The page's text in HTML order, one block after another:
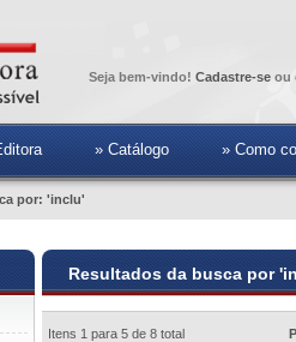
Seja bem-vindo! Cadastre-se ou
» Catálogo » Como
por: 'inclu'
Resultados da busca por
Itens 1 para 5 de 8 total